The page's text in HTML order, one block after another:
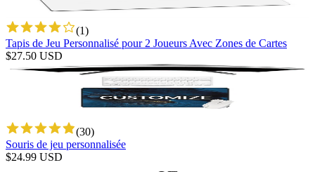
(1)
Tapis de Jeu Personnalisé pour 2 Joueurs Avec Zones de Cartes
$27.50 USD
(30)
Souris de jeu personnalisée
$24.99 USD